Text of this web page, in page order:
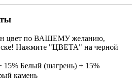
цвет по ВАШЕМУ желанию,
Нажмите "ЦВЕТА" на черной
Белый (шагрень) + 15%
камень